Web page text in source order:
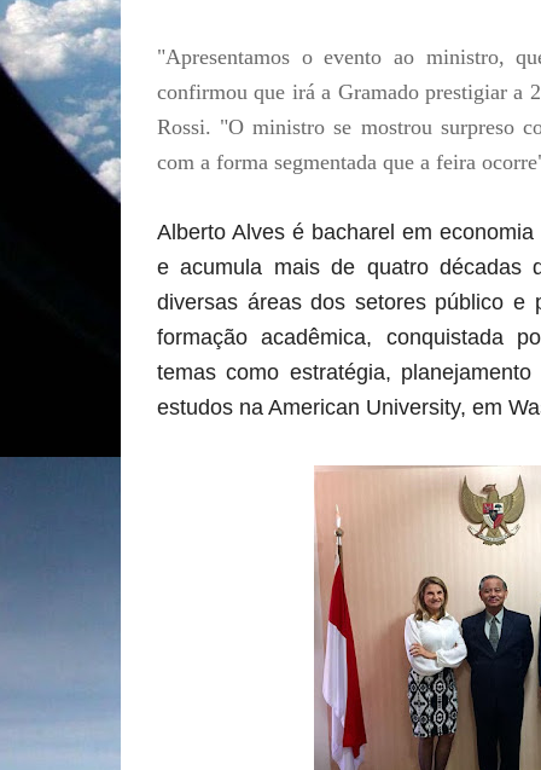
"Apresentamos o evento ao ministro,
confirmou que irá a Gramado prestigiar a
Rossi. "O ministro se mostrou surpreso
com a forma segmentada que a feira
Alberto Alves é bacharel em
e acumula mais de quatro décadas
diversas áreas dos setores público e
formação acadêmica, conquistada
temas como estratégia,
estudos na American University, em